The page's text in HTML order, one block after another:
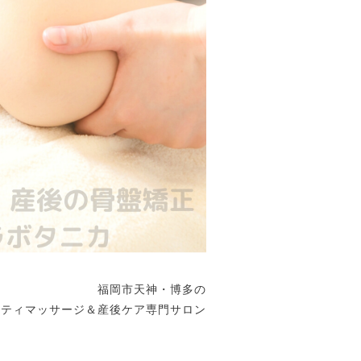
福岡市天神・博多の
ィマッサージ＆産後ケア専門サロン